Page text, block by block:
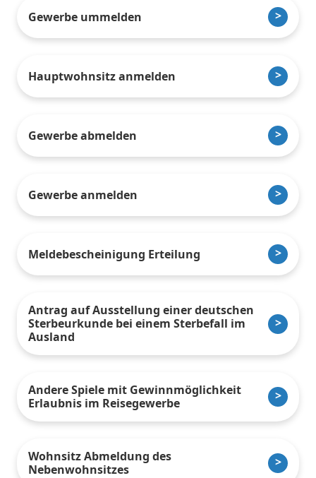
Gewerbe ummelden
Hauptwohnsitz anmelden
Gewerbe abmelden
Gewerbe anmelden
Meldebescheinigung Erteilung
Antrag auf Ausstellung einer deutschen
Sterbeurkunde bei einem Sterbefall im
Ausland
Andere Spiele mit Gewinnmöglichkeit
Erlaubnis im Reisegewerbe
Wohnsitz Abmeldung des
Nebenwohnsitzes